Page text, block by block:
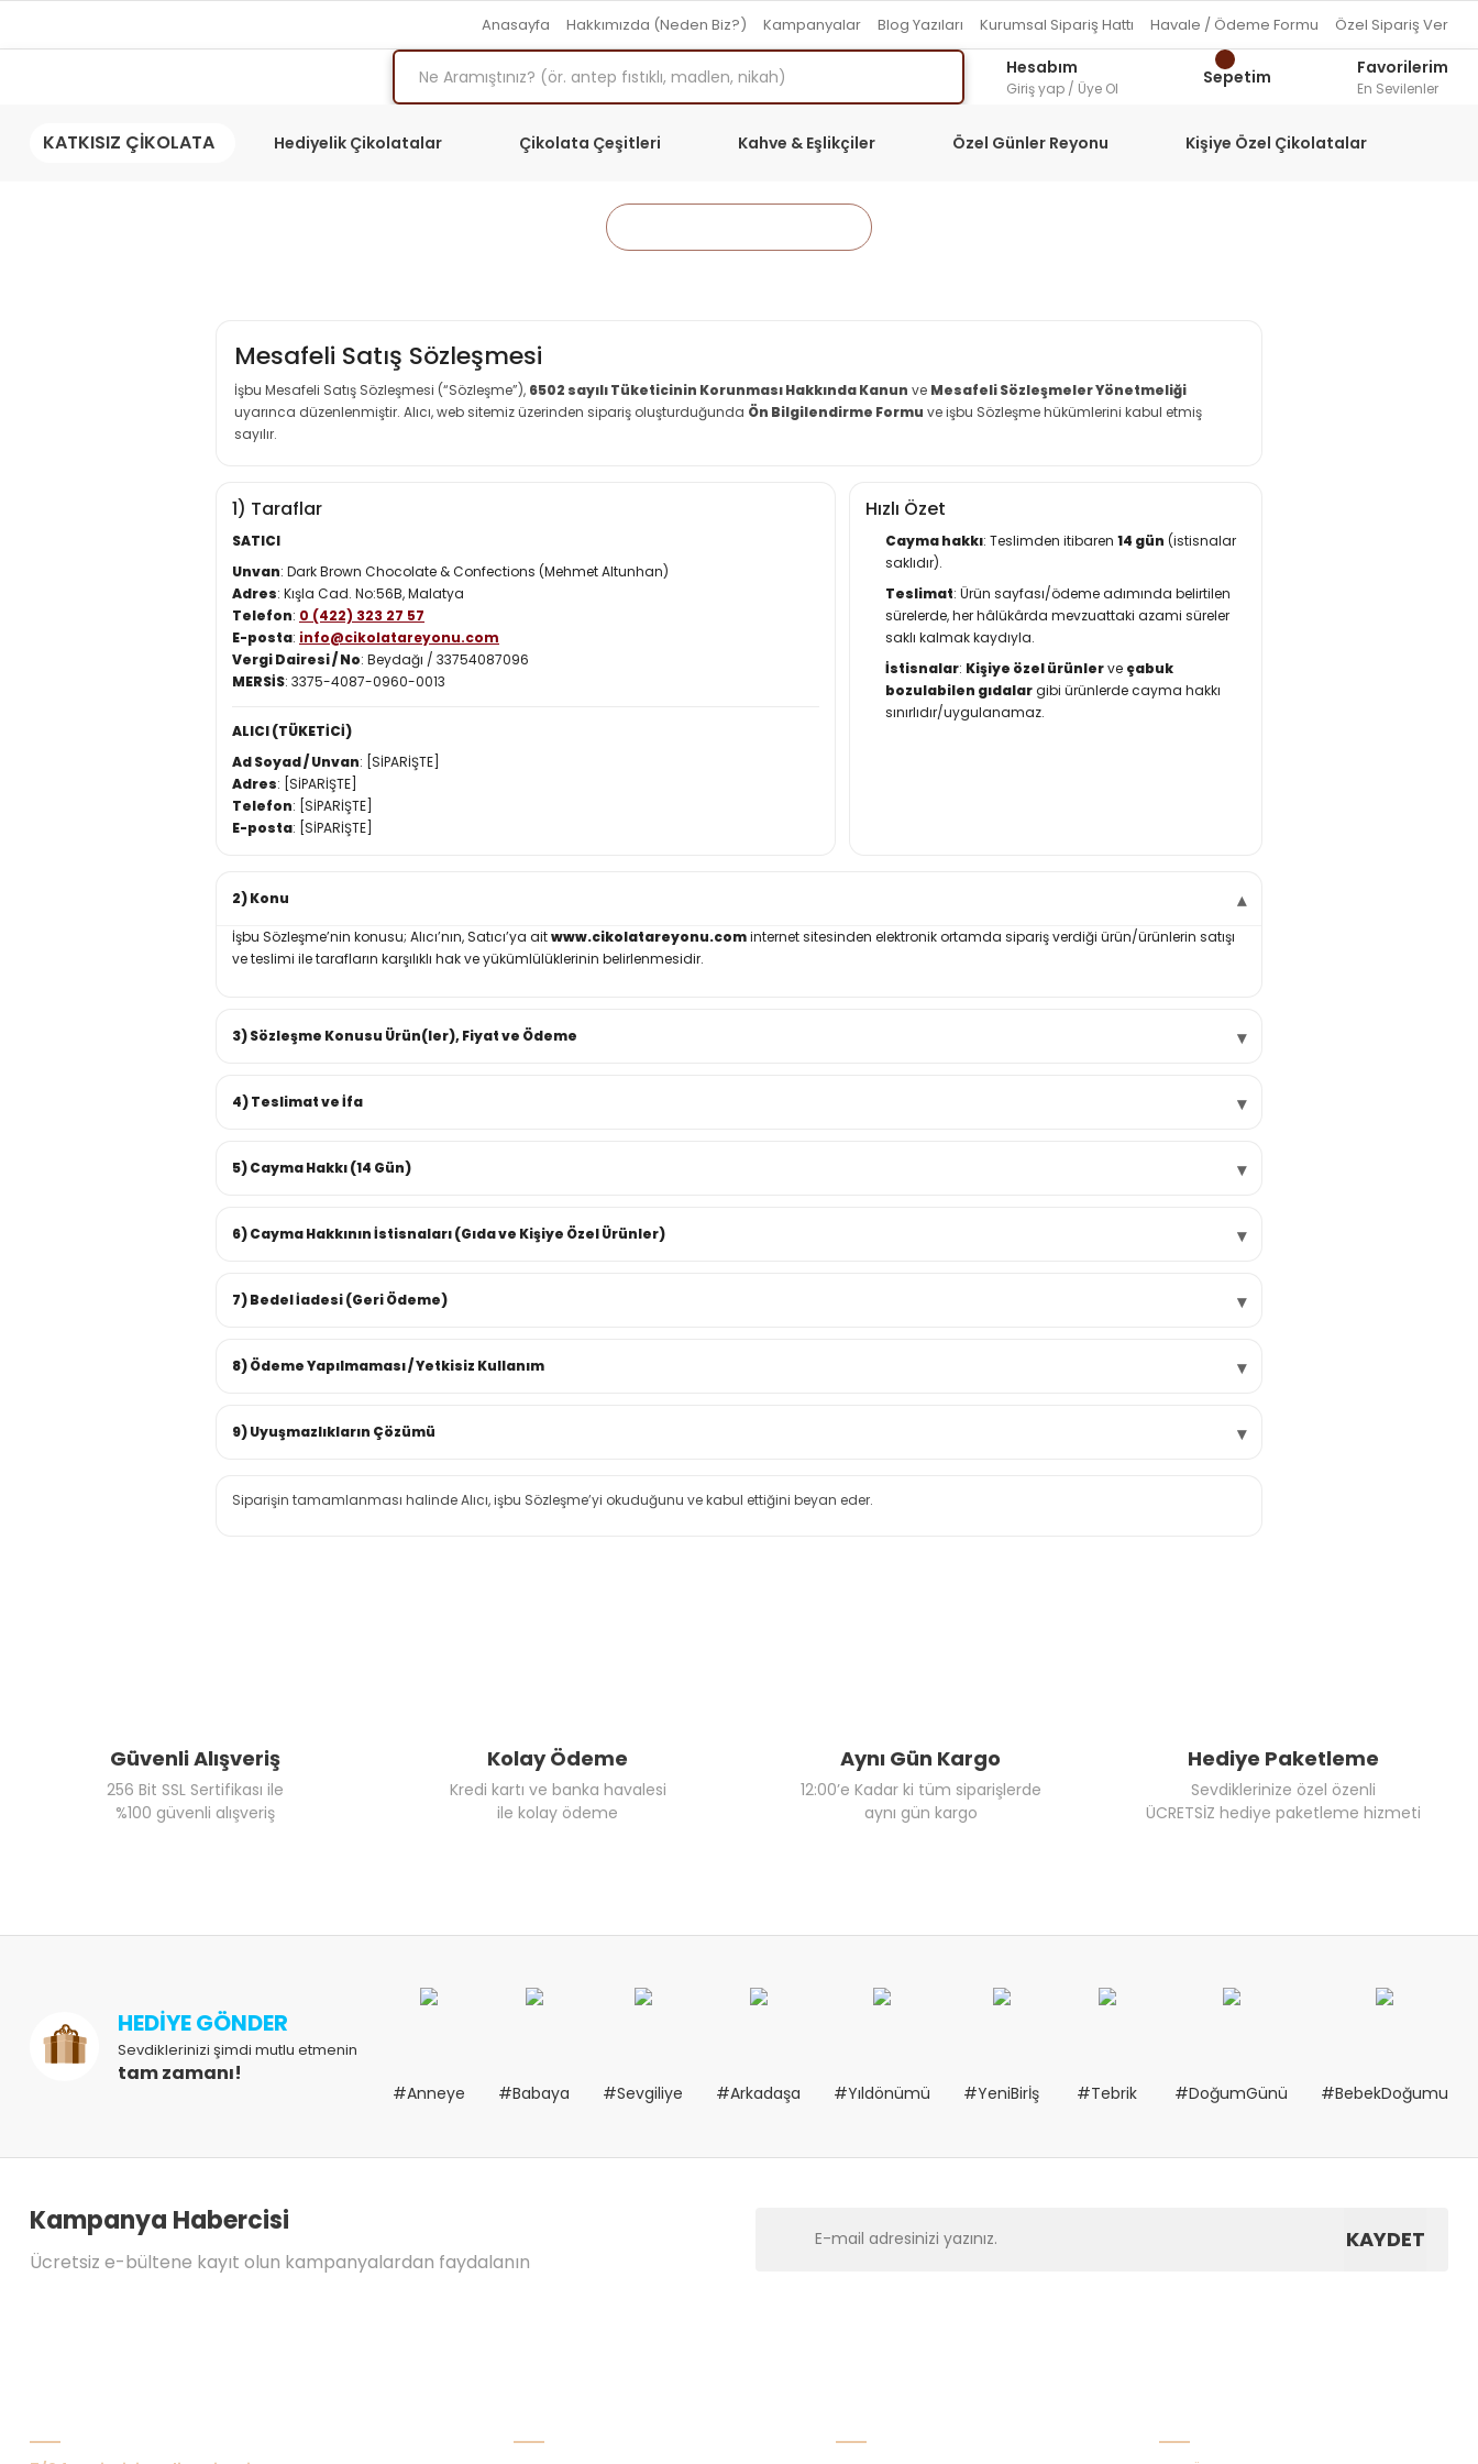
Anasayfa Hakkımızda (Neden Biz?) Kampanyalar Blog Yazıları Kurumsal Sipariş Hattı Havale / Ödeme Formu Özel Sipariş Ver
Hesabım
Giriş yap / Üye Ol
Sepetim Favorilerim
En Sevilenler
KATKISIZ ÇİKOLATA Hediyelik Çikolatalar Çikolata Çeşitleri Kahve & Eşlikçiler Özel Günler Reyonu Kişiye Özel Çikolatalar
Mesafeli Satış Sözleşmesi
İşbu Mesafeli Satış Sözleşmesi (“Sözleşme”), 6502 sayılı Tüketicinin Korunması Hakkında Kanun ve Mesafeli Sözleşmeler Yönetmeliği
uyarınca düzenlenmiştir. Alıcı, web sitemiz üzerinden sipariş oluşturduğunda Ön Bilgilendirme Formu ve işbu Sözleşme hükümlerini kabul etmiş
sayılır.
1) Taraflar
SATICI
Unvan: Dark Brown Chocolate & Confections (Mehmet Altunhan)
Adres: Kışla Cad. No:56B, Malatya
Telefon: 0 (422) 323 27 57
E-posta: info@cikolatareyonu.com
Vergi Dairesi / No: Beydağı / 33754087096
MERSİS: 3375-4087-0960-0013
ALICI (TÜKETİCİ)
Ad Soyad / Unvan: [SİPARİŞTE]
Adres: [SİPARİŞTE]
Telefon: [SİPARİŞTE]
E-posta: [SİPARİŞTE]
Hızlı Özet
Cayma hakkı: Teslimden itibaren 14 gün (istisnalar
saklıdır).
Teslimat: Ürün sayfası/ödeme adımında belirtilen
sürelerde, her hâlükârda mevzuattaki azami süreler
saklı kalmak kaydıyla.
İstisnalar: Kişiye özel ürünlerve çabuk
bozulabilen gıdalargibi ürünlerde cayma hakkı
sınırlıdır/uygulanamaz.
2) Konu
İşbu Sözleşme’nin konusu; Alıcı’nın, Satıcı’ya aitwww.cikolatareyonu.cominternet sitesinden elektronik ortamda sipariş verdiği ürün/ürünlerin satışı
ve teslimi ile tarafların karşılıklı hak ve yükümlülüklerinin belirlenmesidir.
3) Sözleşme Konusu Ürün(ler), Fiyat ve Ödeme
4) Teslimat ve İfa
5) Cayma Hakkı (14 Gün)
6) Cayma Hakkının İstisnaları (Gıda ve Kişiye Özel Ürünler)
7) Bedel İadesi (Geri Ödeme)
8) Ödeme Yapılmaması / Yetkisiz Kullanım
9) Uyuşmazlıkların Çözümü
Siparişin tamamlanması halinde Alıcı, işbu Sözleşme’yi okuduğunu ve kabul ettiğini beyan eder.
Güvenli Alışveriş
256 Bit SSL Sertifikası ile
%100 güvenli alışveriş
Kolay Ödeme
Kredi kartı ve banka havalesi
ile kolay ödeme
Aynı Gün Kargo
12:00’e Kadar ki tüm siparişlerde
aynı gün kargo
Hediye Paketleme
Sevdiklerinize özel özenli
ÜCRETSİZ hediye paketleme hizmeti
HEDİYE GÖNDER
Sevdiklerinizi şimdi mutlu etmenin
tam zamanı!
#Anneye #Babaya #Sevgiliye #Arkadaşa #Yıldönümü #YeniBirİş #Tebrik #DoğumGünü #BebekDoğumu
Kampanya Habercisi
Ücretsiz e-bültene kayıt olun kampanyalardan faydalanın
KAYDET